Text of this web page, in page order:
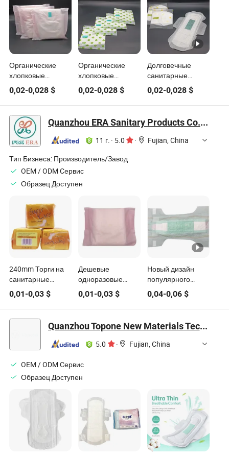
Органические
хлопковые
санитарные
изделия с
дышащим
хлопковым
сердечником для
комфортной
женской гигиены
0,02-0,028 $
Органические
хлопковые
санитарные
изделия с
гипоаллергенным
сердечником для
чувствительной
кожи, комфортные
0,02-0,028$
Долговечные
санитарные
продукты с
дышащим
хлопковым ядром
для защиты
чувствительной
кожи
0,02-0,028$
Quanzhou ERA Sanitary Products Co., Ltd.
11 г. · 5.0 ·
Fujian, China
Тип Бизнеса: Производитель/Завод
OEM / ODM Cервис
Образец Доступен
240mm Торги на
санитарные
прокладки
Санитарные
продукты для
девушек Южная
0,01-0,03 $
Дешевые
одноразовые
гигиенические
прокладки,
поставщик
гигиенических
изделий
0,01-0,03$
Новый дизайн
популярного
экономичного
милого детского
подгузника
0,04-0,06$
Quanzhou Topone New Materials Technology Development Co., Ltd
5.0 · Fujian, China
OEM / ODM Cервис
Образец Доступен